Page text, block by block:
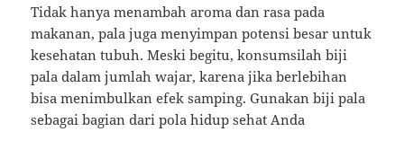
Tidak hanya menambah aroma dan rasa pada
makanan, pala juga menyimpan potensi besar untuk
kesehatan tubuh. Meski begitu, konsumsilah biji
pala dalam jumlah wajar, karena jika berlebihan
bisa menimbulkan efek samping. Gunakan biji pala
sebagai bagian dari pola hidup sehat Anda